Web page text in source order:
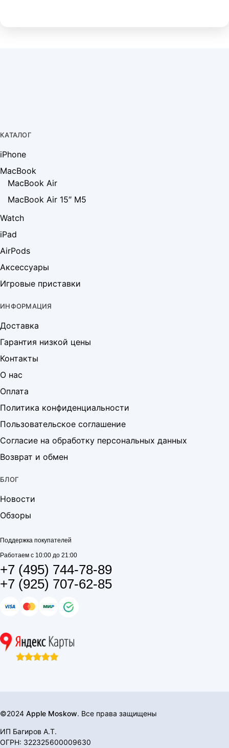
КАТАЛОГ
iPhone
MacBook
MacBook Air
MacBook Air 15″ M5
Watch
iPad
AirPods
Аксессуары
Игровые приставки
ИНФОРМАЦИЯ
Доставка
Гарантия низкой цены
Контакты
О нас
Оплата
Политика конфиденциальности
Пользовательское соглашение
Согласие на обработку персональных данных
Возврат и обмен
БЛОГ
Новости
Обзоры
Поддержка покупателей
Работаем с 10:00 до 21:00
+7 (495) 744-78-89
+7 (925) 707-62-85
©2024 Apple Moskow. Все права защищены
ИП Багиров А.Т.
ОГРН: 322325600009630